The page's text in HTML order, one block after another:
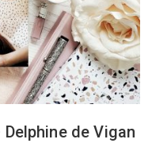
Delphine de Vigan